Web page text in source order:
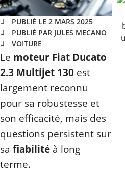
PUBLIÉ LE 2 MARS 2025
PUBLIÉ PAR JULES MECANO
VOITURE
Le moteur Fiat Ducato
2.3 Multijet 130 est
largement reconnu
pour sa robustesse et
son efficacité, mais des
questions persistent sur
sa fiabilité à long
terme.